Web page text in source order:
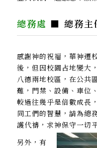
總務處 ■ 總務主
感謝神的祝福，華神遷
後，但因校園占地變大
八德兩地校區，在公共
難，門禁、設備、車位
較過往幾乎是倍數成長
同工們的智慧，請為總
護代禱，求神保守一切
另外，有